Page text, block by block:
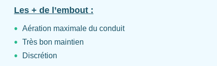
Les + de l’embout :
Aération maximale du conduit
Très bon maintien
Discrétion